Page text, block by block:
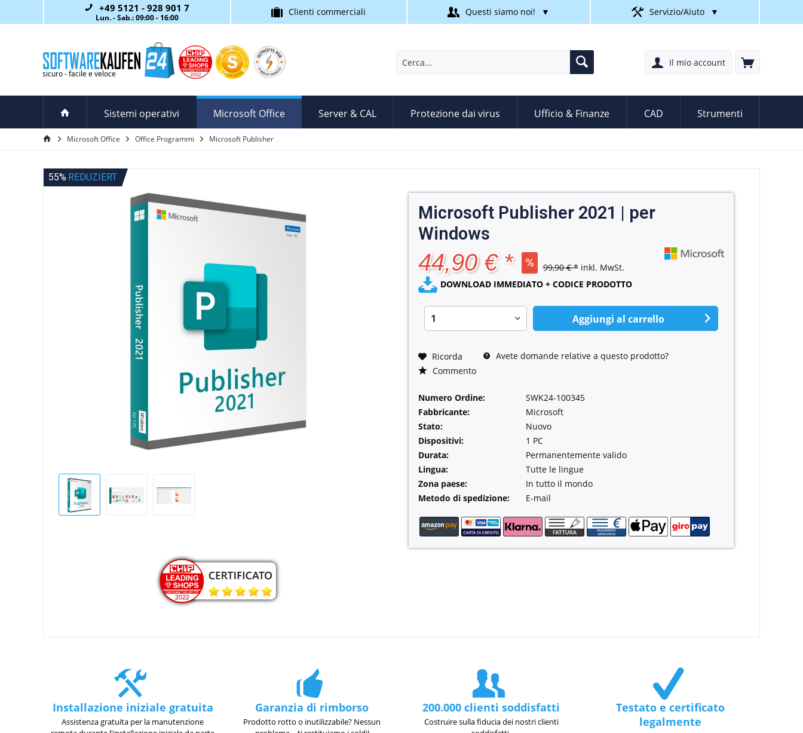
+49 5121 - 928 901 7
Lun. - Sab.: 09:00 - 16:00
Clienti commerciali Questi siamo noi! ▼ Servizio/Aiuto ▼
Il mio account
Sistemi operativi Microsoft Office Server & CAL Protezione dai virus Ufficio & Finanze CAD Strumenti
Microsoft Office Office Programmi Microsoft Publisher
55% REDUZIERT
Microsoft Publisher 2021 | per
Windows
44,90 € * 99,90 € *inkl. MwSt.
DOWNLOAD IMMEDIATO + CODICE PRODOTTO
Aggiungi al carrello
Ricorda
Avete domande relative a questo prodotto?
Commento
Numero Ordine:
SWK24-100345
Fabbricante:
Microsoft
Stato:
Nuovo
Dispositivi:
1 PC
Durata:
Permanentemente valido
Lingua:
Tutte le lingue
Zona paese:
In tutto il mondo
Metodo di spedizione:
E-mail
Installazione iniziale gratuita
Assistenza gratuita per la manutenzione
Garanzia di rimborso
Prodotto rotto o inutilizzabile? Nessun
200.000 clienti soddisfatti
Costruire sulla fiducia dei nostri clienti
Testato e certificato
legalmente